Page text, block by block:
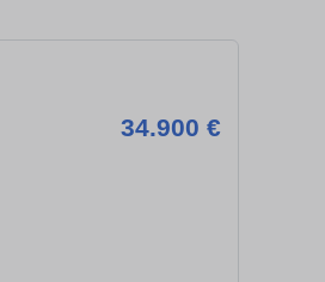
34.900 €